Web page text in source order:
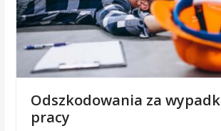
Odszkodowania za
pracy